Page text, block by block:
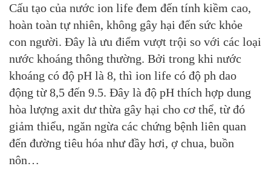
Cấu tạo của nước ion life đem đến tính kiềm cao,
hoàn toàn tự nhiên, không gây hại đến sức khỏe
con người. Đây là ưu điểm vượt trội so với các loại
nước khoáng thông thường. Bởi trong khi nước
khoáng có độ pH là 8, thì ion life có độ ph dao
động từ 8,5 đến 9.5. Đây là độ pH thích hợp dung
hòa lượng axit dư thừa gây hại cho cơ thể, từ đó
giảm thiểu, ngăn ngừa các chứng bệnh liên quan
đến đường tiêu hóa như đầy hơi, ợ chua, buồn
nôn…